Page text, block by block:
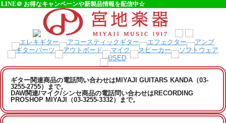
LINE＠ お得なキャンペーンや新製品情報を配信中☆
ギター関連商品の電話問い合わせはMIYAJI GUITARS KANDA（03-
3255-2755）まで。
DAW関連/マイク/シンセ商品の電話問い合わせはRECORDING
PROSHOP MIYAJI（03-3255-3332）まで。